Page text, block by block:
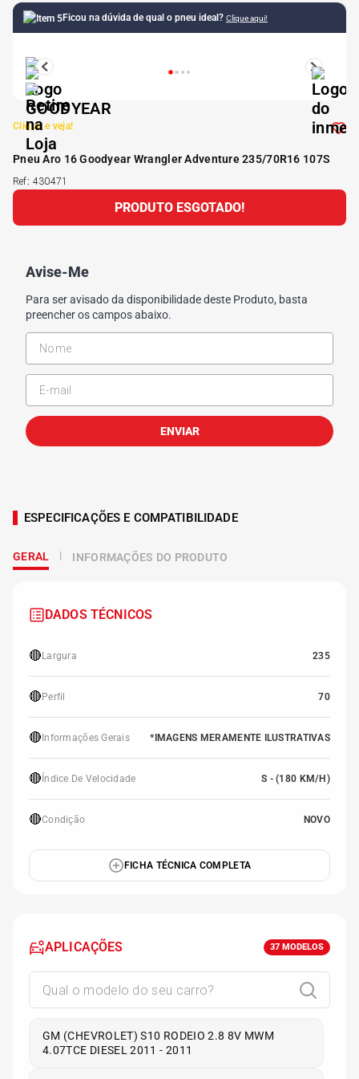
Ficou na dúvida de qual o pneu ideal? Clique aqui!
Clique e veja!
Pneu Aro 16 Goodyear Wrangler Adventure 235/70R16 107S
Ref: 430471
PRODUTO ESGOTADO!
Avise-Me
Para ser avisado da disponibilidade deste Produto, basta
preencher os campos abaixo.
ENVIAR
ESPECIFICAÇÕES E COMPATIBILIDADE
GERAL INFORMAÇÕES DO PRODUTO
DADOS TÉCNICOS
🔴 Largura 235
🔴 Perfil 70
🔴 Informações Gerais *IMAGENS MERAMENTE ILUSTRATIVAS
🔴 Índice De Velocidade S - (180 KM/H)
🔴Condição NOVO
FICHA TÉCNICA COMPLETA
APLICAÇÕES 37 MODELOS
GM (CHEVROLET) S10 RODEIO 2.8 8V MWM
4.07TCE DIESEL 2011 - 2011
5º Kit 4 Pneu Xbri Aro 13
6 º
7 º
185 60r15
10 Pneu